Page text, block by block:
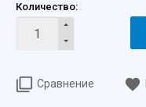
Количество:
Сравнение